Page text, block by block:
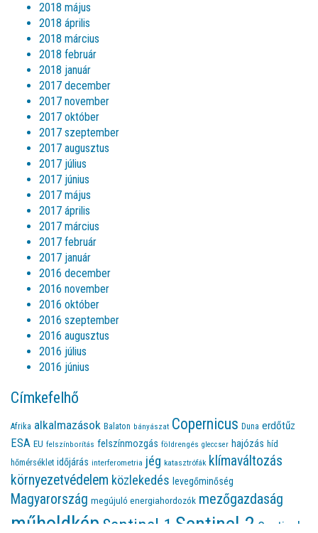
2018 május
2018 április
2018 március
2018 február
2018 január
2017 december
2017 november
2017 október
2017 szeptember
2017 augusztus
2017 július
2017 június
2017 május
2017 április
2017 március
2017 február
2017 január
2016 december
2016 november
2016 október
2016 szeptember
2016 augusztus
2016 július
2016 június
Címkefelhő
Afrika alkalmazások Balaton bányászat Copernicus Duna erdőtűz
ESA EU felszínborítás felszínmozgás földrengés gleccser hajózás híd
hőmérséklet időjárás interferometria jég katasztrófák klímaváltozás
környezetvédelem közlekedés levegőminőség
Magyarország megújuló energiahordozók mezőgazdaság
műholdkép Sentinel-1 Sentinel-2 Sentinel-